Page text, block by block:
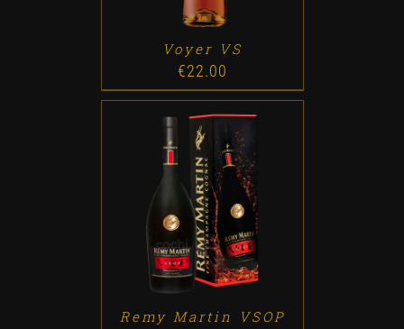
Voyer VS
€22.00
ADD TO CART / DETALLES
Remy Martin VSOP